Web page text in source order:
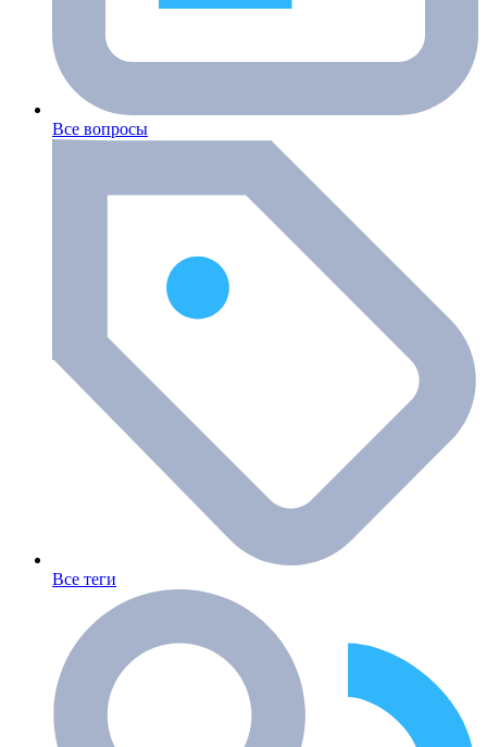
Все вопросы
Все теги